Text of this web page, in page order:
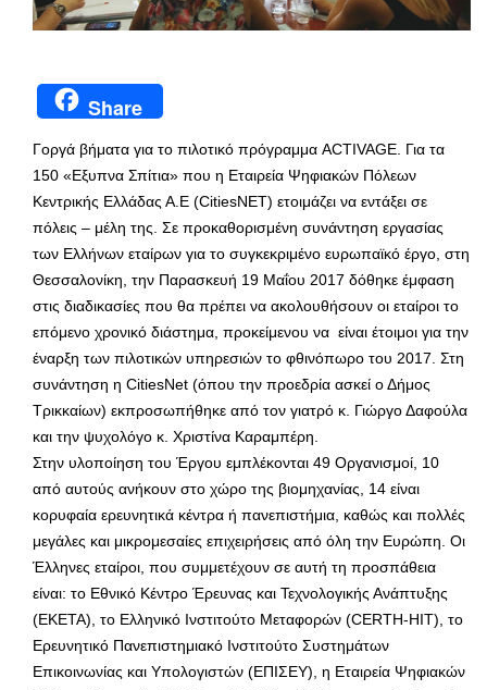
Share
Γοργά βήματα για το πιλοτικό πρόγραμμα ACTIVAGE. Για τα
150 «Εξυπνα Σπίτια» που η Εταιρεία Ψηφιακών Πόλεων
Κεντρικής Ελλάδας Α.Ε (CitiesNET) ετοιμάζει να εντάξει σε
πόλεις – μέλη της. Σε προκαθορισμένη συνάντηση εργασίας
των Ελλήνων εταίρων για το συγκεκριμένο ευρωπαϊκό έργο, στη
Θεσσαλονίκη, την Παρασκευή 19 Μαΐου 2017 δόθηκε έμφαση
στις διαδικασίες που θα πρέπει να ακολουθήσουν οι εταίροι το
επόμενο χρονικό διάστημα, προκείμενου να είναι έτοιμοι για την
έναρξη των πιλοτικών υπηρεσιών το φθινόπωρο του 2017. Στη
συνάντηση η CitiesNet (όπου την προεδρία ασκεί ο Δήμος
Τρικκαίων) εκπροσωπήθηκε από τον γιατρό κ. Γιώργο Δαφούλα
και την ψυχολόγο κ. Χριστίνα Καραμπέρη.
Στην υλοποίηση του Έργου εμπλέκονται 49 Οργανισμοί, 10
από αυτούς ανήκουν στο χώρο της βιομηχανίας, 14 είναι
κορυφαία ερευνητικά κέντρα ή πανεπιστήμια, καθώς και πολλές
μεγάλες και μικρομεσαίες επιχειρήσεις από όλη την Ευρώπη. Οι
Έλληνες εταίροι, που συμμετέχουν σε αυτή τη προσπάθεια
είναι: το Εθνικό Κέντρο Έρευνας και Τεχνολογικής Ανάπτυξης
(ΕΚΕΤΑ), το Ελληνικό Ινστιτούτο Μεταφορών (CERTH-HIT), το
Ερευνητικό Πανεπιστημιακό Ινστιτούτο Συστημάτων
Επικοινωνίας και Υπολογιστών (ΕΠΙΣΕΥ), η Εταιρεία Ψηφιακών